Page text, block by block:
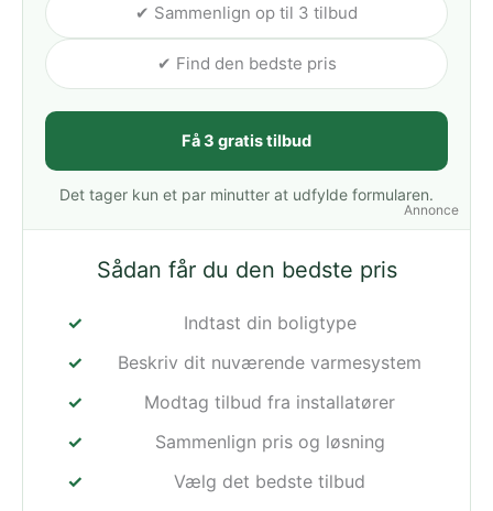
Annonce
✔ Sammenlign op til 3 tilbud
✔ Find den bedste pris
Få 3 gratis tilbud
Det tager kun et par minutter at udfylde formularen.
Sådan får du den bedste pris
Indtast din boligtype
Beskriv dit nuværende varmesystem
Modtag tilbud fra installatører
Sammenlign pris og løsning
Vælg det bedste tilbud